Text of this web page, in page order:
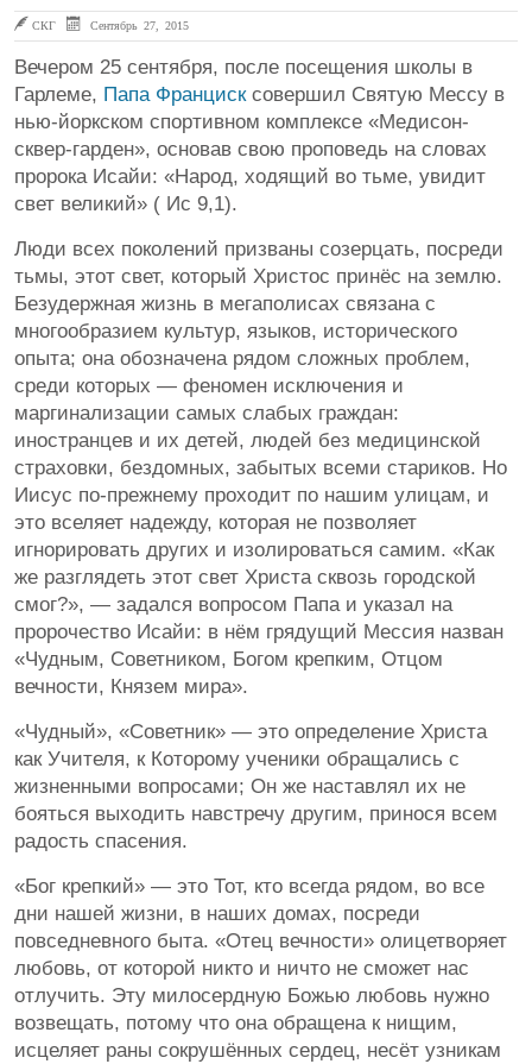
СКГ Сентябрь 27, 2015
Вечером 25 сентября, после посещения школы в
Гарлеме, Папа Францисксовершил Святую Мессу в
нью-йоркском спортивном комплексе «Медисон-
сквер-гарден», основав свою проповедь на словах
пророка Исайи: «Народ, ходящий во тьме, увидит
свет великий» ( Ис 9,1).
Люди всех поколений призваны созерцать, посреди
тьмы, этот свет, который Христос принёс на землю.
Безудержная жизнь в мегаполисах связана с
многообразием культур, языков, исторического
опыта; она обозначена рядом сложных проблем,
среди которых — феномен исключения и
маргинализации самых слабых граждан:
иностранцев и их детей, людей без медицинской
страховки, бездомных, забытых всеми стариков. Но
Иисус по-прежнему проходит по нашим улицам, и
это вселяет надежду, которая не позволяет
игнорировать других и изолироваться самим. «Как
же разглядеть этот свет Христа сквозь городской
смог?», — задался вопросом Папа и указал на
пророчество Исайи: в нём грядущий Мессия назван
«Чудным, Советником, Богом крепким, Отцом
вечности, Князем мира».
«Чудный», «Советник» — это определение Христа
как Учителя, к Которому ученики обращались с
жизненными вопросами; Он же наставлял их не
бояться выходить навстречу другим, принося всем
радость спасения.
«Бог крепкий» — это Тот, кто всегда рядом, во все
дни нашей жизни, в наших домах, посреди
повседневного быта. «Отец вечности» олицетворяет
любовь, от которой никто и ничто не сможет нас
отлучить. Эту милосердную Божью любовь нужно
возвещать, потому что она обращена к нищим,
исцеляет раны сокрушённых сердец, несёт узникам